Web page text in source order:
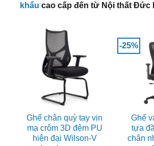
khẩu cao cấp đến từ Nội thất Đức
Ghế chân quỳ tay vịn
mạ crôm 3D đệm PU
hiện đại Wilson-V
-25%
Ghế
tựa
chân